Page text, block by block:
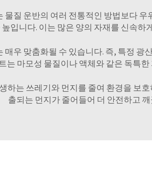
질 운반의 여러 전통적인 방법보다
입니다. 이는 많은 양의 자재를 신속
매우 맞춤화될 수 있습니다. 즉, 특정 광
는 마모성 물질이나 액체와 같은 독특
하는 쓰레기와 먼지를 줄여 환경을 보
출되는 먼지가 줄어들어 더 안전하고